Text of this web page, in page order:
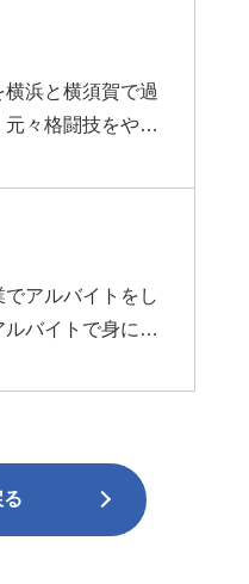
、精一杯お客様
いと思います。
横浜と横須賀で過
々格闘技をやっ
くことが趣味で
サポートさせて
ろしくお願いい
アルバイトをし
バイトで身につ
ョン力を活かし
いただける提案